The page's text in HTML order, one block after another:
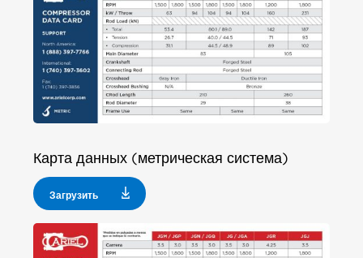
Карта данных (метрическая система)
Загрузить